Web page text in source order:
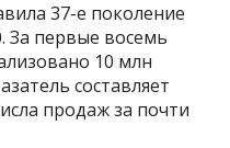
37-е поколение
За первые восемь
10 млн
составляет
продаж за почти